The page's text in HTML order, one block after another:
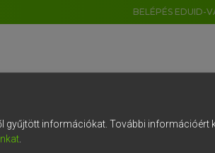
BELÉPÉS EDUID-
gyűjtött információkat. További információért
.
NL